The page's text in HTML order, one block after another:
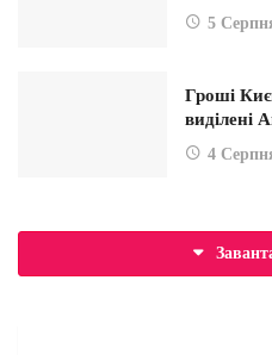
5
Гроші
виділені
4